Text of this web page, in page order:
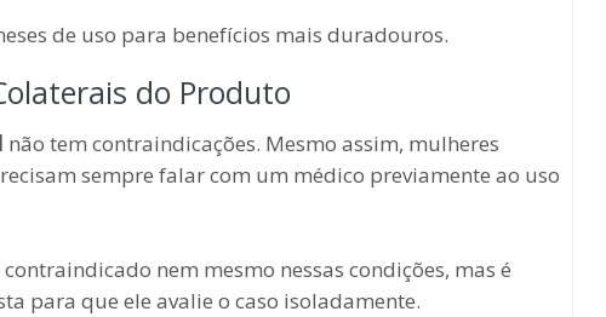
de uso para benefícios mais duradouros.
do Produto
não tem contraindicações. Mesmo assim, mulheres
sempre falar com um médico previamente ao uso
nem mesmo nessas condições, mas é
para que ele avalie o caso isoladamente.